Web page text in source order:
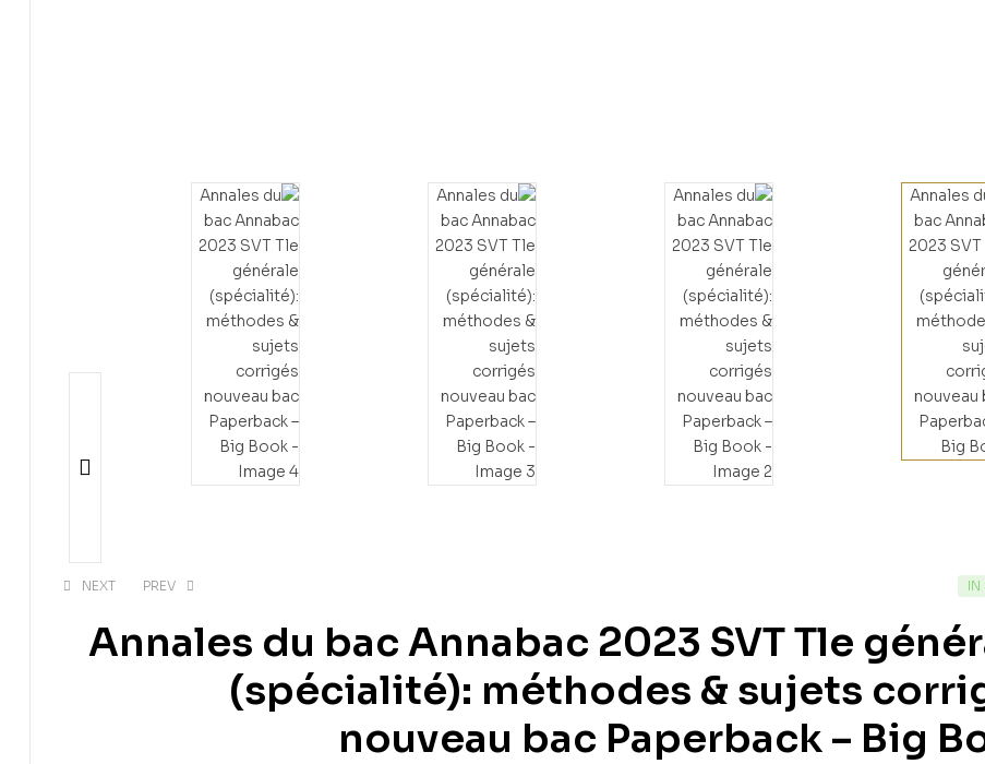
IN
PREV
NEXT
Annales du bac Annabac 2023 SVT Tle
(spécialité): méthodes & sujets
nouveau bac Paperback – Big